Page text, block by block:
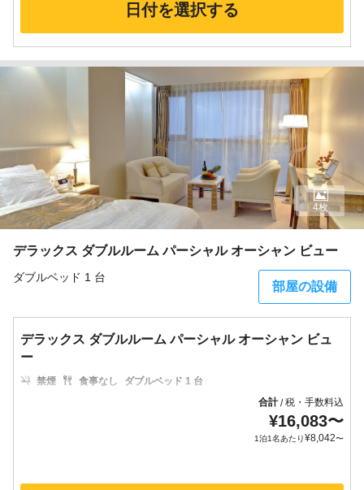
日付を選択する
デラックス ダブルルーム パーシャル オーシャン ビュー
ダブルベッド 1 台
部屋の設備
4枚
デラックス ダブルルーム パーシャル オーシャン ビュ
ー
禁煙 食事なし
ダブルベッド 1 台
合計/税・手数料込
¥16,083〜
1泊1名あたり¥8,042〜